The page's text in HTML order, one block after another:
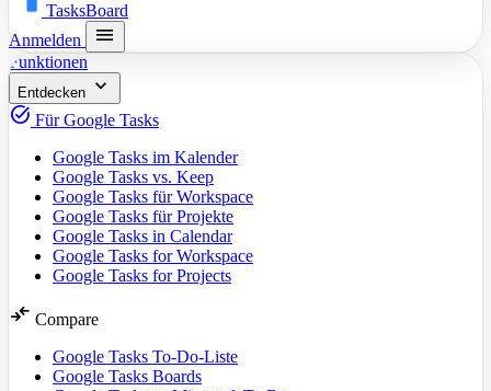
TasksBoard
Anmelden
menu
Funktionen
Entdecken expand_more
task_alt Für Google Tasks
Google Tasks im Kalender
Google Tasks vs. Keep
Google Tasks für Workspace
Google Tasks für Projekte
Google Tasks in Calendar
Google Tasks for Workspace
Google Tasks for Projects
compare_arrows Compare
Google Tasks To-Do-Liste
Google Tasks Boards